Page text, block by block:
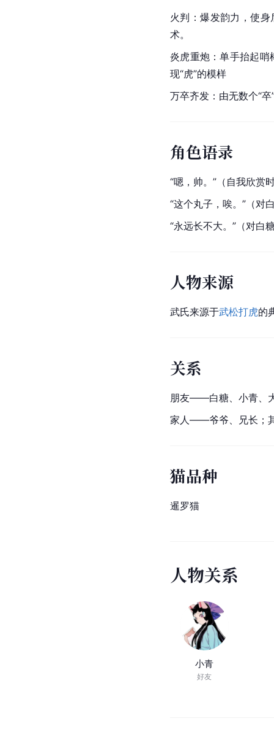
火判：爆发韵力，使
术。
炎虎重炮：单手抬起哨
现“虎”的模样
万卒齐发：由无数个“
角色语录
“嗯，帅。”（自我欣赏
“这个丸子，唉。”（对
“永远长不大。”（对白
人物来源
武氏来源于武松打虎的
关系
朋友——白糖、小青、
家人——爷爷、兄长；
猫品种
暹罗猫
人物关系
小青
好友